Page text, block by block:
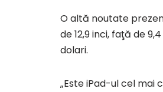
O altă noutate
de 12,9 inci, faţă de
dolari.
„Este iPad-ul cel mai